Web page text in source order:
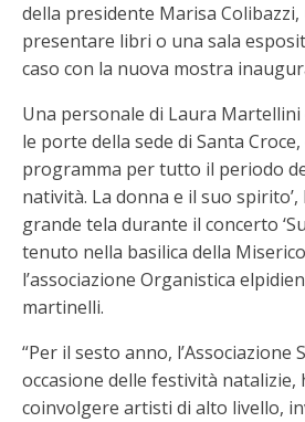
della presidente Marisa
presentare libri o una sala
caso con la nuova mostra
Una personale di Laura
le porte della sede di Santa
programma per tutto il periodo
natività. La donna e il suo
grande tela durante il concerto
tenuto nella basilica della
l’associazione Organistica
martinelli.
“Per il sesto anno, l’Associazione
occasione delle festività natalizie,
coinvolgere artisti di alto livello,